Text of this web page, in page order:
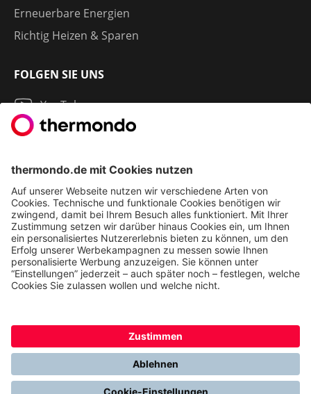
Erneuerbare Energien
Richtig Heizen & Sparen
FOLGEN SIE UNS
YouTube
Instagram
2013 - 2026 | THERMONDO GMBH
COOKIE-EINSTELLUNGEN
IMPRESSUM